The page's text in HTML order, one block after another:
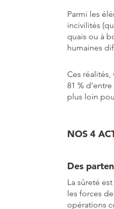
Parmi les
incivilités
quais ou à
humaines
Ces réalités,
81 %
plus loin
NOS 4
Des
La sûreté
les forces
opérations